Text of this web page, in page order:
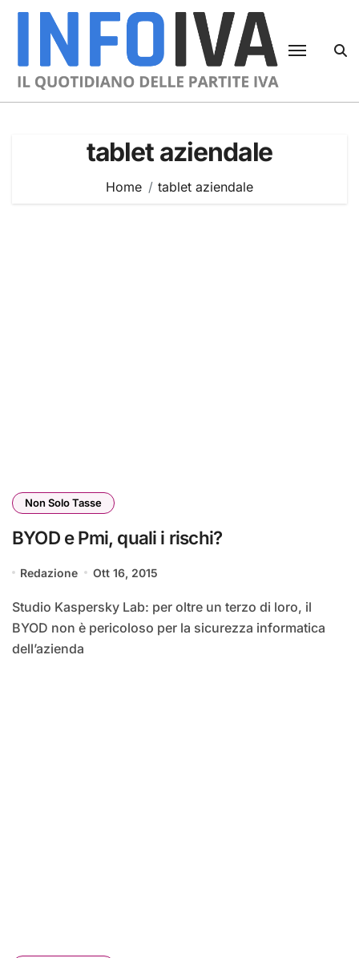
Skip
tablet aziendale
Home tablet aziendale
Non Solo Tasse
BYOD e Pmi, quali i rischi?
Redazione Ott 16, 2015
Studio Kaspersky Lab: per oltre un terzo di loro, il
BYOD non è pericoloso per la sicurezza informatica
dell’azienda